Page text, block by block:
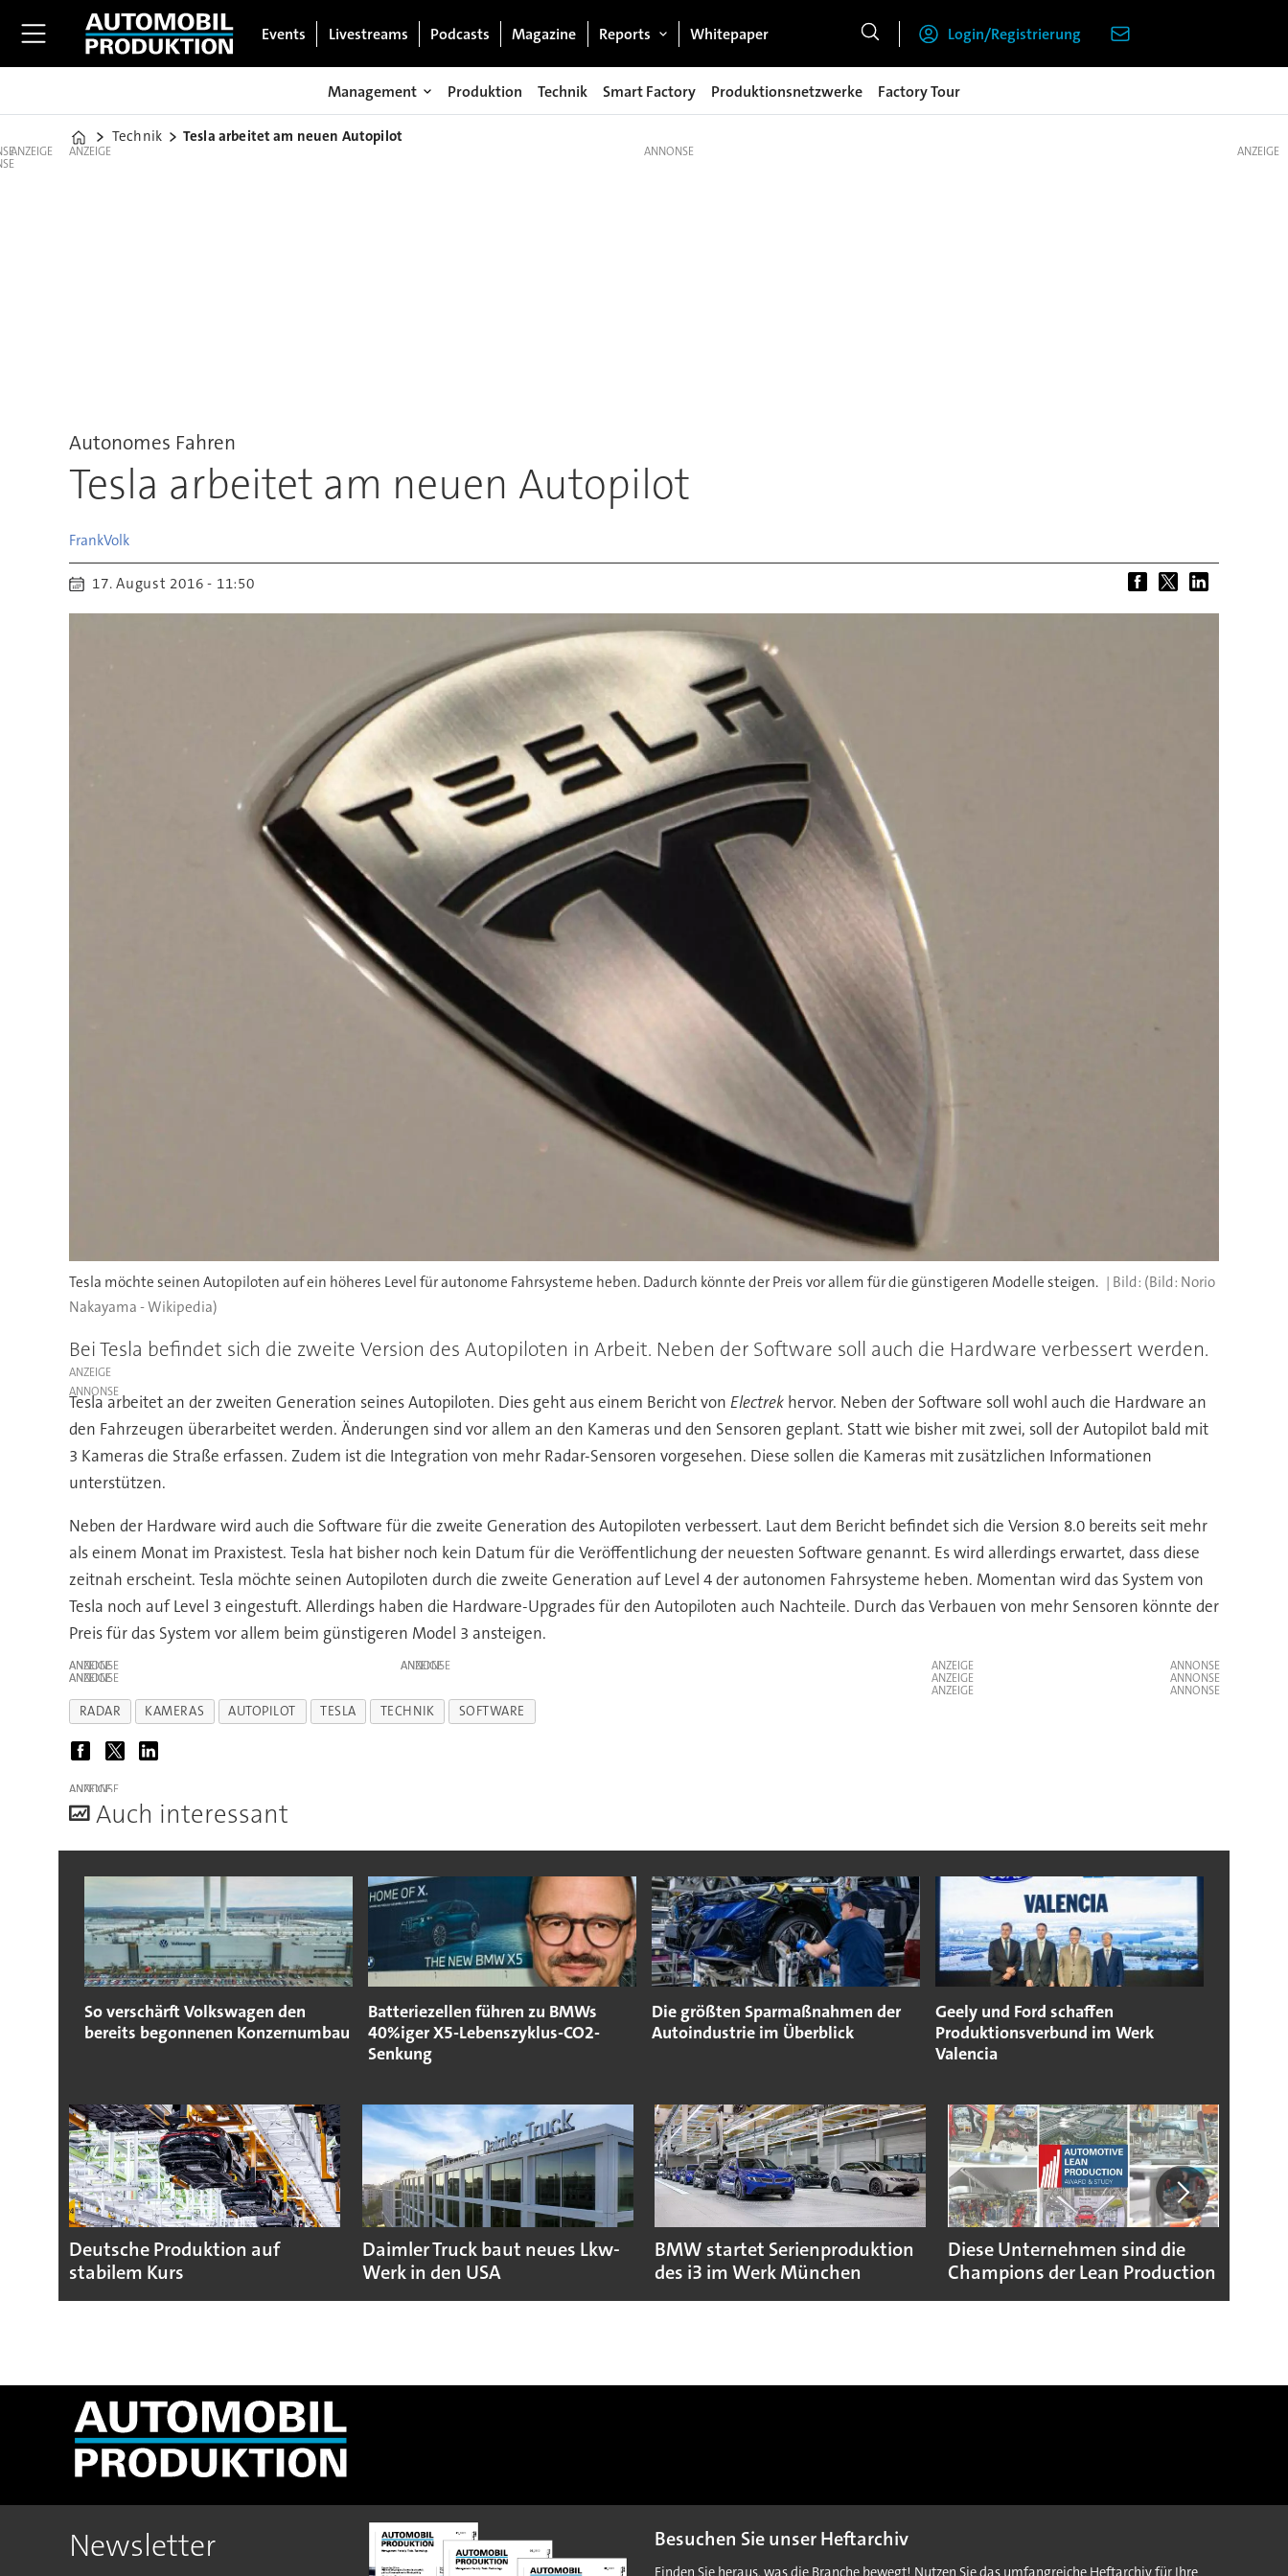
Events Livestreams Podcasts Magazine Reports Whitepaper Login/Registrierung
Management Produktion Technik Smart Factory Produktionsnetzwerke Factory Tour
Home
Technik Tesla arbeitet am neuen Autopilot
ANZEIGE ANZEIGE
Autonomes Fahren
Tesla arbeitet am neuen Autopilot
FrankVolk
17. August 2016 - 11:50
Tesla möchte seinen Autopiloten auf ein höheres Level für autonome Fahrsysteme heben. Dadurch könnte der Preis vor allem für die günstigeren Modelle steigen.
(Bild: Norio
Nakayama - Wikipedia)
Bei Tesla befindet sich die zweite Version des Autopiloten in Arbeit. Neben der Software soll auch die Hardware verbessert werden.
ANZEIGE
Tesla arbeitet an der zweiten Generation seines Autopiloten. Dies geht aus einem Bericht von Electrekhervor. Neben der Software soll wohl auch die Hardware an
den Fahrzeugen überarbeitet werden. Änderungen sind vor allem an den Kameras und den Sensoren geplant. Statt wie bisher mit zwei, soll der Autopilot bald mit
3 Kameras die Straße erfassen. Zudem ist die Integration von mehr Radar-Sensoren vorgesehen. Diese sollen die Kameras mit zusätzlichen Informationen
unterstützen.
Neben der Hardware wird auch die Software für die zweite Generation des Autopiloten verbessert. Laut dem Bericht befindet sich die Version 8.0 bereits seit mehr
als einem Monat im Praxistest. Tesla hat bisher noch kein Datum für die Veröffentlichung der neuesten Software genannt. Es wird allerdings erwartet, dass diese
zeitnah erscheint. Tesla möchte seinen Autopiloten durch die zweite Generation auf Level 4 der autonomen Fahrsysteme heben. Momentan wird das System von
Tesla noch auf Level 3 eingestuft. Allerdings haben die Hardware-Upgrades für den Autopiloten auch Nachteile. Durch das Verbauen von mehr Sensoren könnte der
Preis für das System vor allem beim günstigeren Model 3 ansteigen.
ANZEIGE ANZEIGE
ANZEIGE
ANZEIGE
ANZEIGE
ANZEIGE
RADAR KAMERAS AUTOPILOT TESLA TECHNIK SOFTWARE
ANZEIGE
Auch interessant
So verschärft Volkswagen den
bereits begonnenen Konzernumbau
Batteriezellen führen zu BMWs
40%iger X5-Lebenszyklus-CO2-
Senkung
Die größten Sparmaßnahmen der
Autoindustrie im Überblick
Geely und Ford schaffen
Produktionsverbund im Werk
Valencia
Deutsche Produktion auf
stabilem Kurs
Daimler Truck baut neues Lkw-
Werk in den USA
BMW startet Serienproduktion
des i3 im Werk München
Diese Unternehmen sind die
Champions der Lean Production
ANZEIGE
Newsletter Besuchen Sie unser Heftarchiv